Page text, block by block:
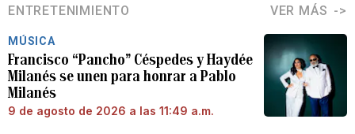
ENTRETENIMIENTO VER MÁS
MÚSICA
Francisco “Pancho” Céspedes y Haydée
Milanés se unen para honrar a Pablo
Milanés
9 de agosto de 2026 a las 11:49 a.m.